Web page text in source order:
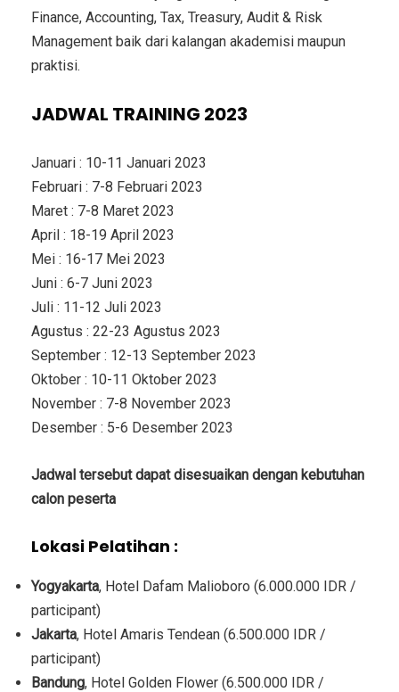
Finance, Accounting, Tax, Treasury, Audit & Risk
Management baik dari kalangan akademisi maupun
praktisi.
JADWAL TRAINING 2023
Januari : 10-11 Januari 2023
Februari : 7-8 Februari 2023
Maret : 7-8 Maret 2023
April : 18-19 April 2023
Mei : 16-17 Mei 2023
Juni : 6-7 Juni 2023
Juli : 11-12 Juli 2023
Agustus : 22-23 Agustus 2023
September : 12-13 September 2023
Oktober : 10-11 Oktober 2023
November : 7-8 November 2023
Desember : 5-6 Desember 2023
Jadwal tersebut dapat disesuaikan dengan kebutuhan
calon peserta
Lokasi Pelatihan :
Yogyakarta, Hotel Dafam Malioboro (6.000.000 IDR /
participant)
Jakarta, Hotel Amaris Tendean (6.500.000 IDR /
participant)
Bandung, Hotel Golden Flower (6.500.000 IDR /